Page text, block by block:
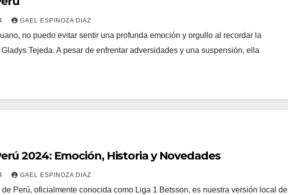
GAEL ESPINOZA DIAZ
no puedo evitar sentir una profunda emoción y orgullo al recordar la
Tejeda. A pesar de enfrentar adversidades y una suspensión, ella
2024: Emoción, Historia y Novedades
GAEL ESPINOZA DIAZ
Perú, oficialmente conocida como Liga 1 Betsson, es nuestra versión local de